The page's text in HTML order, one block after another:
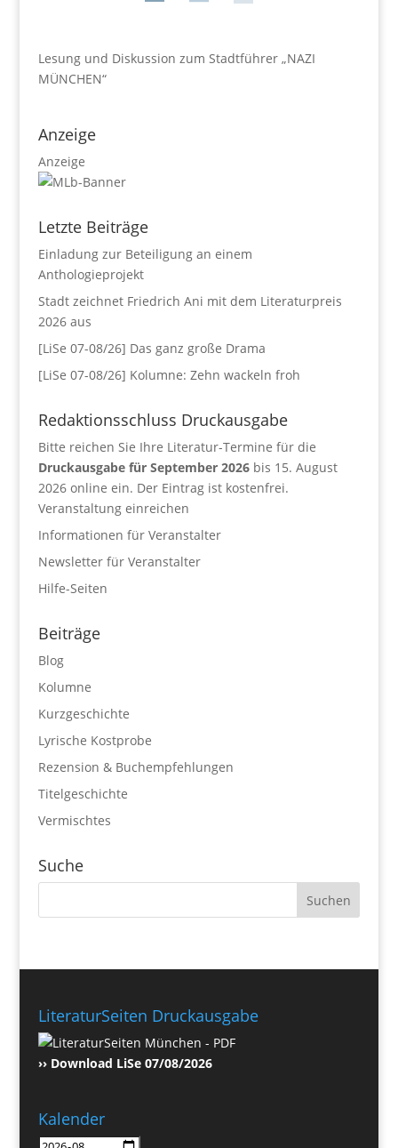
Lesung und Diskussion zum Stadtführer „NAZI
MÜNCHEN“
Anzeige
Anzeige
Letzte Beiträge
Einladung zur Beteiligung an einem
Anthologieprojekt
Stadt zeichnet Friedrich Ani mit dem Literaturpreis
2026 aus
[LiSe 07-08/26] Das ganz große Drama
[LiSe 07-08/26] Kolumne: Zehn wackeln froh
Redaktionsschluss Druckausgabe
Bitte reichen Sie Ihre Literatur-Termine für die
Druckausgabe für September 2026bis 15. August
2026 online ein. Der Eintrag ist kostenfrei.
Veranstaltung einreichen
Informationen für Veranstalter
Newsletter für Veranstalter
Hilfe-Seiten
Beiträge
Blog
Kolumne
Kurzgeschichte
Lyrische Kostprobe
Rezension & Buchempfehlungen
Titelgeschichte
Vermischtes
Suche
LiteraturSeiten Druckausgabe
›› Download LiSe 07/08/2026
Kalender